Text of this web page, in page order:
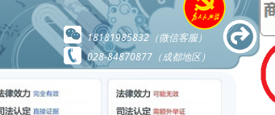
18181985832（微信客服）
028-84870877（成都地区）